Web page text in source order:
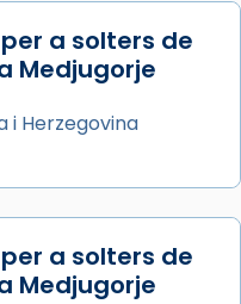
ha tingut lloc la
agraïment al
visita apostòlica
i als
de Barcelona.
el cardenal Joan
la missa i l’ha
de Barcelona,
a solters de
Medjugorje
i Herzegovina
a solters de
Medjugorje